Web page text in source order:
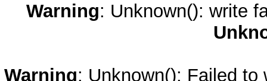
Warning: Unknown(): write
Warning: Unknown(): Failed